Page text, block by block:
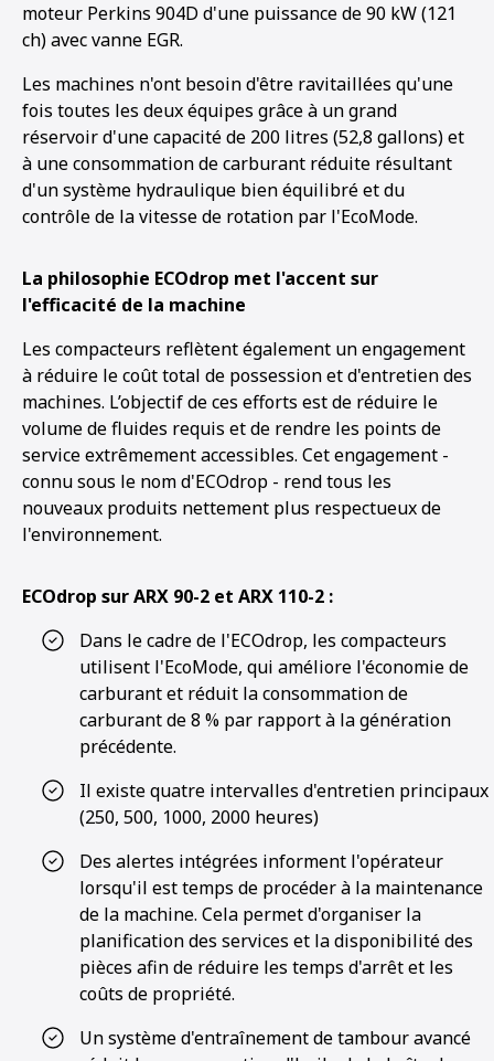
moteur Perkins 904D d'une puissance de 90 kW (121
ch) avec vanne EGR.
Les machines n'ont besoin d'être ravitaillées qu'une
fois toutes les deux équipes grâce à un grand
réservoir d'une capacité de 200 litres (52,8 gallons) et
à une consommation de carburant réduite résultant
d'un système hydraulique bien équilibré et du
contrôle de la vitesse de rotation par l'EcoMode.
La philosophie ECOdrop met l'accent sur
l'efficacité de la machine
Les compacteurs reflètent également un engagement
à réduire le coût total de possession et d'entretien des
machines. L’objectif de ces efforts est de réduire le
volume de fluides requis et de rendre les points de
service extrêmement accessibles. Cet engagement -
connu sous le nom d'ECOdrop - rend tous les
nouveaux produits nettement plus respectueux de
l'environnement.
ECOdrop sur ARX 90-2 et ARX 110-2 :
Dans le cadre de l'ECOdrop, les compacteurs
utilisent l'EcoMode, qui améliore l'économie de
carburant et réduit la consommation de
carburant de 8 % par rapport à la génération
précédente.
Il existe quatre intervalles d'entretien principaux
(250, 500, 1000, 2000 heures)
Des alertes intégrées informent l'opérateur
lorsqu'il est temps de procéder à la maintenance
de la machine. Cela permet d'organiser la
planification des services et la disponibilité des
pièces afin de réduire les temps d'arrêt et les
coûts de propriété.
Un système d'entraînement de tambour avancé